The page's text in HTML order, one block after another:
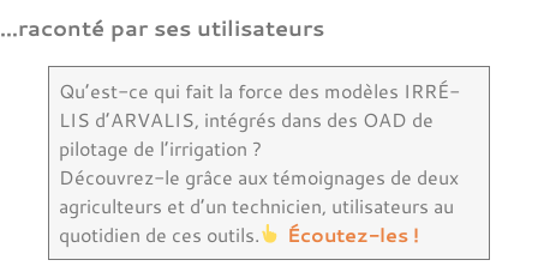
…raconté par ses utilisateurs
Qu’est-ce qui fait la force des modèles IRRÉ-
LIS d’ARVALIS, intégrés dans des OAD de
pilotage de l’irrigation ?
Découvrez-le grâce aux témoignages de deux
agriculteurs et d’un technicien, utilisateurs au
quotidien de ces outils.
Écoutez-les !